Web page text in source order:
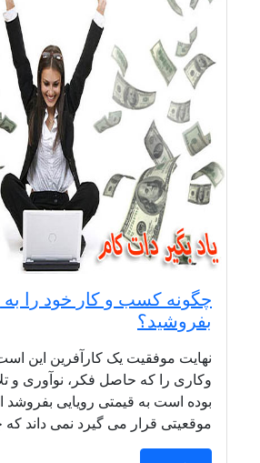
چگونه کسب و کار خود را
بفروشید؟
نهایت موفقیت یک کارآفرین این
وکاری را که حاصل فکر، نوآوری و
بوده است به قیمتی رویایی بفروشد
موقعیتی قرار می گیرد نمی داند که